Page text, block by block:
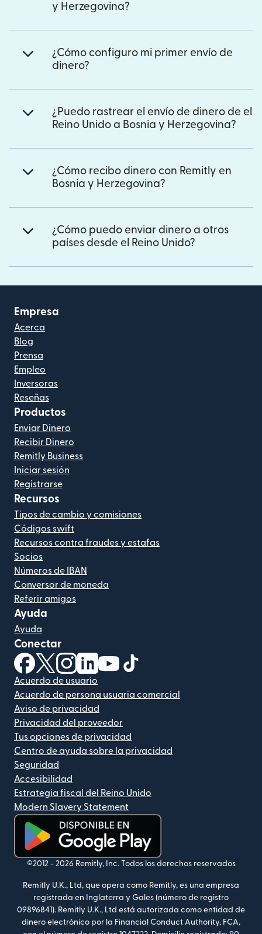
y Herzegovina?
¿Cómo configuro mi primer envío de
dinero?
¿Puedo rastrear el envío de dinero de el
Reino Unido a Bosnia y Herzegovina?
¿Cómo recibo dinero con Remitly en
Bosnia y Herzegovina?
¿Cómo puedo enviar dinero a otros
países desde el Reino Unido?
Empresa
Acerca
Blog
Prensa
Empleo
Inversoras
Reseñas
Productos
Enviar Dinero
Recibir Dinero
Remitly Business
Iniciar sesión
Registrarse
Recursos
Tipos de cambio y comisiones
Códigos swift
Recursos contra fraudes y estafas
Socios
Números de IBAN
Conversor de moneda
Referir amigos
Ayuda
Ayuda
Conectar
(se abre en una ventana nueva)
(se abre en una ventana nueva)
(se abre en una ventana nueva)
(se abre en una ventana nueva)
(se abre en una ventana nueva)
Acuerdo de usuario
Acuerdo de persona usuaria comercial
Aviso de privacidad
Privacidad del proveedor
Tus opciones de privacidad
Centro de ayuda sobre la privacidad
Seguridad
Accesibilidad
Estrategia fiscal del Reino Unido
Modern Slavery Statement
(se abre en una ventana nueva)
©2012 - 2026 Remitly, Inc. Todos los derechos reservados
Remitly U.K., Ltd, que opera como Remitly, es una empresa
registrada en Inglaterra y Gales (número de registro
09896841). Remitly U.K., Ltd está autorizada como entidad de
dinero electrónico por la Financial Conduct Authority, FCA,